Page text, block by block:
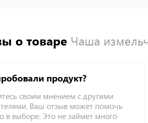
о товаре Чаша
продукт?
своим мнением с другими
Ваш отзыв может помочь
в выборе. Это не займет много